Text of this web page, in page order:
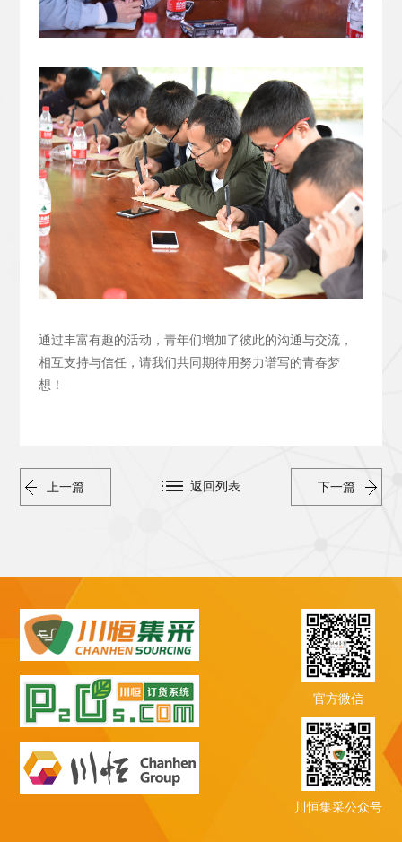
通过丰富有趣的活动，青年们增加了彼此的沟通与交流，
相互支持与信任，请我们共同期待用努力谱写的青春梦
想！
上一篇 下一篇
返回列表
官方微信
川恒集采公众号